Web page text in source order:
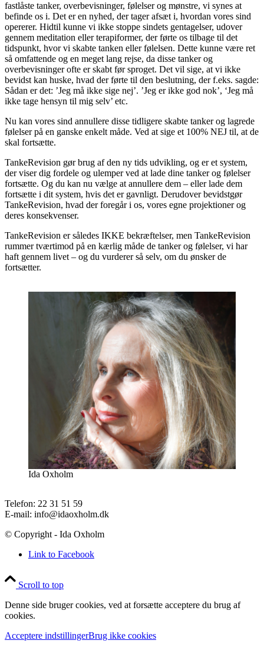
fastlåste tanker, overbevisninger, følelser og mønstre, vi synes at
befinde os i. Det er en nyhed, der tager afsæt i, hvordan vores sind
opererer. Hidtil kunne vi ikke stoppe sindets gentagelser, udover
gennem meditation eller terapiformer, der førte os tilbage til det
tidspunkt, hvor vi skabte tanken eller følelsen. Dette kunne være ret
så omfattende og en meget lang rejse, da disse tanker og
overbevisninger ofte er skabt før sproget. Det vil sige, at vi ikke
bevidst kan huske, hvad der førte til den beslutning, der f.eks. sagde:
Sådan er det: ’Jeg må ikke sige nej’. ’Jeg er ikke god nok’, ‘Jeg må
ikke tage hensyn til mig selv’ etc.
Nu kan vores sind annullere disse tidligere skabte tanker og lagrede
følelser på en ganske enkelt måde. Ved at sige et 100% NEJ til, at de
skal fortsætte.
TankeRevision gør brug af den ny tids udvikling, og er et system,
der viser dig fordele og ulemper ved at lade dine tanker og følelser
fortsætte. Og du kan nu vælge at annullere dem – eller lade dem
fortsætte i dit system, hvis det er gavnligt. Derudover bevidstgør
TankeRevision, hvad der foregår i os, vores egne projektioner og
deres konsekvenser.
TankeRevision er således IKKE bekræftelser, men TankeRevision
rummer tværtimod på en kærlig måde de tanker og følelser, vi har
haft gennem livet – og du vurderer så selv, om du ønsker de
fortsætter.
Ida Oxholm
Telefon: 22 31 51 59
E-mail: info@idaoxholm.dk
© Copyright - Ida Oxholm
Link to Facebook
Scroll to top
Denne side bruger cookies, ved at forsætte acceptere du brug af
cookies.
Acceptere indstillingerBrug ikke cookies